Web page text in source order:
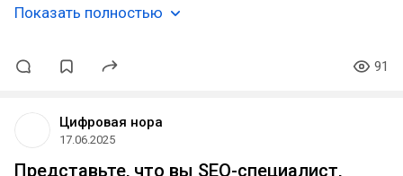
Показать полностью
91
Цифровая нора
17.06.2025
Представьте, что вы SEO-специалист,